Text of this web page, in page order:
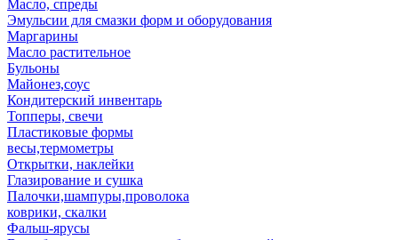
Масло, спреды
Эмульсии для смазки форм и оборудования
Маргарины
Масло растительное
Бульоны
Майонез,соус
Кондитерский инвентарь
Топперы, свечи
Пластиковые формы
весы,термометры
Открытки, наклейки
Глазирование и сушка
Палочки,шампуры,проволока
коврики, скалки
Фальш-ярусы